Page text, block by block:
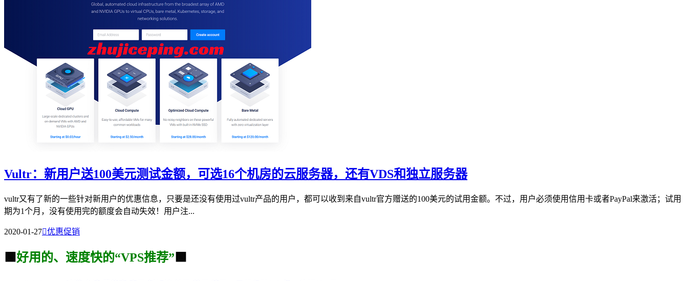
Vultr：新用户送100美元测试金额，可选16个机房的云服务器，还有VDS和独立服务器
vultr又有了新的一些针对新用户的优惠信息，只要是还没有使用过vultr产品的用户，都可以收到来自vultr官方赠送的100美元的试用金额。不过，用户必须使用信用卡或者PayPal来激活；试用
期为1个月，没有使用完的额度会自动失效！用户注...
2020-01-27优惠促销
🟩 好用的、速度快的“VPS推荐” 🟩